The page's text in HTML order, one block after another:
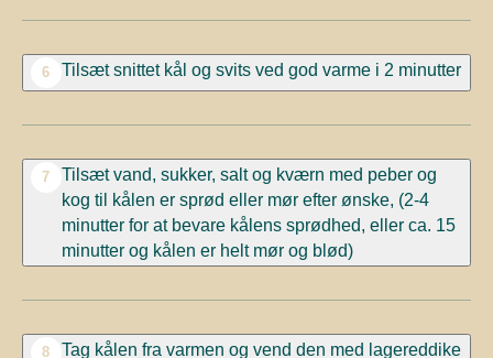
6 Tilsæt snittet kål og svits ved god varme i 2 minutter
7
Tilsæt vand, sukker, salt og kværn med peber og
kog til kålen er sprød eller mør efter ønske, (2-4
minutter for at bevare kålens sprødhed, eller ca. 15
minutter og kålen er helt mør og blød)
8 Tag kålen fra varmen og vend den med lagereddike